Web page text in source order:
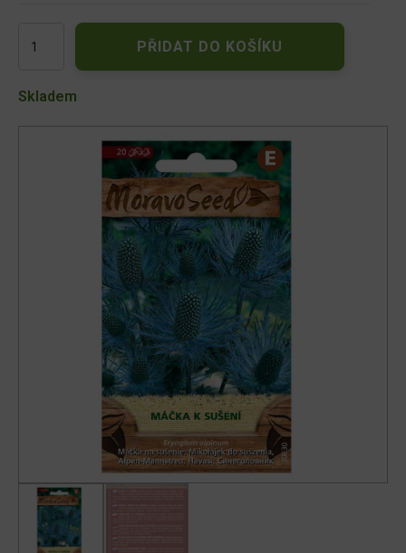
alpská,
30830
PŘIDAT DO KOŠÍKU
Skladem